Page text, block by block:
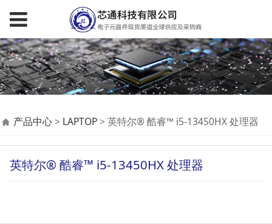
英特尔® 酷睿™ i5-
13450HX 处理器
产品中心> LAPTOP> 英特尔® 酷睿™ i5-13450HX 处理器
英特尔® 酷睿™ i5-13450HX 处理器